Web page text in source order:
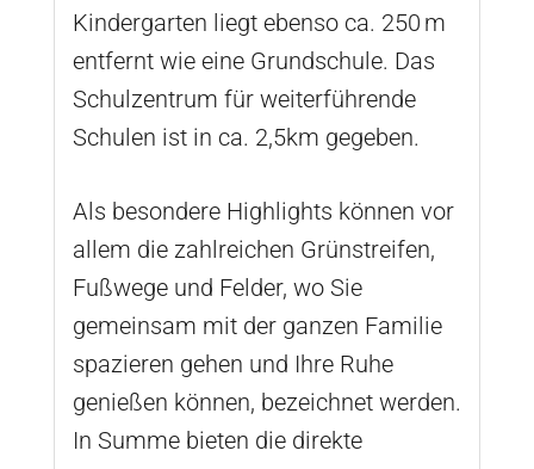
Kindergarten liegt ebenso ca. 250 m
entfernt wie eine Grundschule. Das
Schulzentrum für weiterführende
Schulen ist in ca. 2,5km gegeben.
Als besondere Highlights können vor
allem die zahlreichen Grünstreifen,
Fußwege und Felder, wo Sie
gemeinsam mit der ganzen Familie
spazieren gehen und Ihre Ruhe
genießen können, bezeichnet werden.
In Summe bieten die direkte